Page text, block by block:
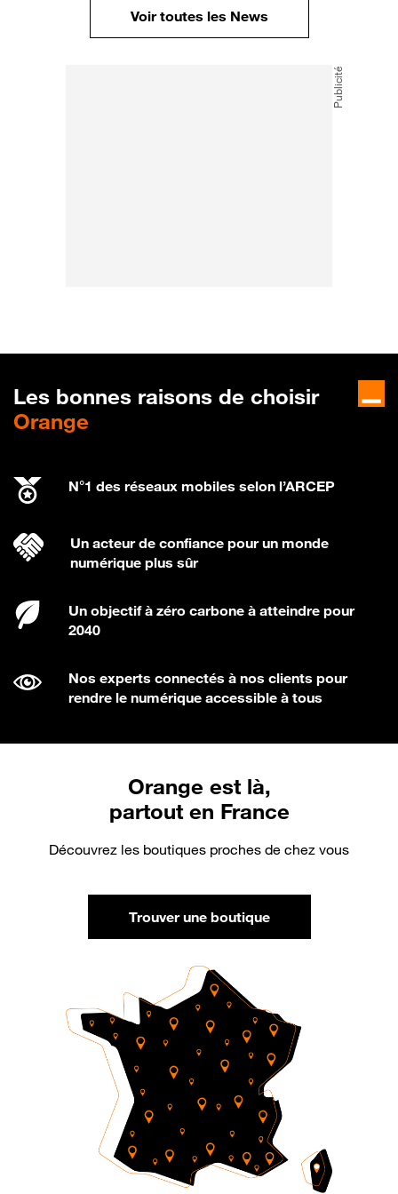
Voir toutes les News
Les bonnes raisons de choisir
Orange
N°1 des réseaux mobiles selon l’ARCEP
Un acteur de confiance pour un monde
numérique plus sûr
Un objectif à zéro carbone à atteindre pour
2040
Nos experts connectés à nos clients pour
rendre le numérique accessible à tous
Orange est là,
partout en France
Découvrez les boutiques proches de chez vous
Trouver une boutique